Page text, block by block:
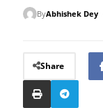
ByAbhishek Dey
Share